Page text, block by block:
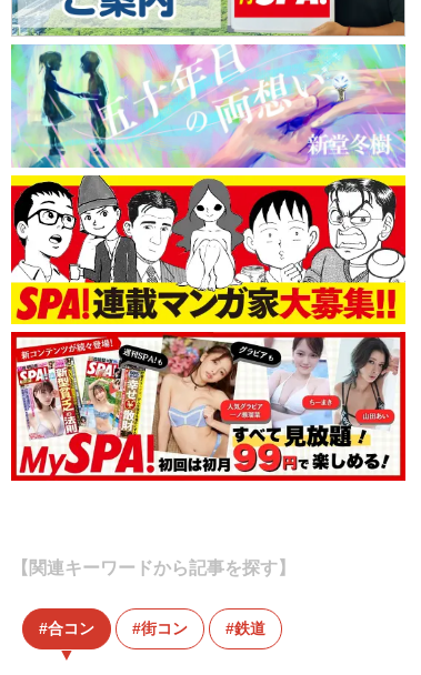
【関連キーワードから記事を探す】
合コン 街コン 鉄道